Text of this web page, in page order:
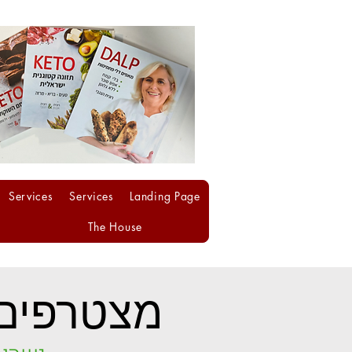
Landing Page
Services
Services
The House